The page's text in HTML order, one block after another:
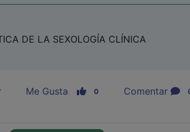
DE LA SEXOLOGÍA CLÍNICA
Me Gusta 0 Comentar